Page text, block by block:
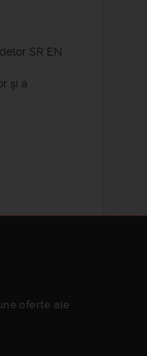
SR EN
şi a
oferte ale